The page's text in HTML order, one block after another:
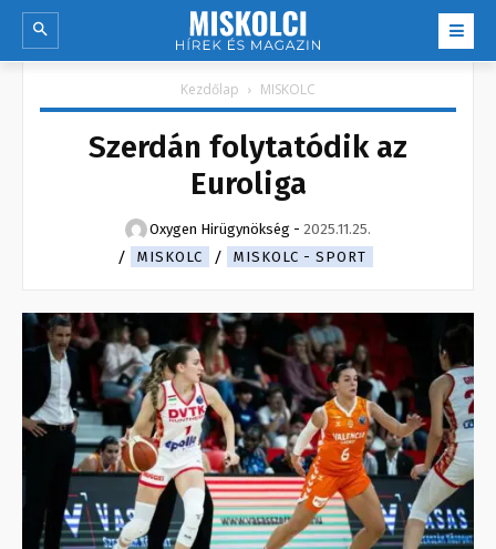
Kezdőlap MISKOLC
Szerdán folytatódik az
Euroliga
Oxygen Hirügynökség - 2025.11.25.
MISKOLC
MISKOLC - SPORT